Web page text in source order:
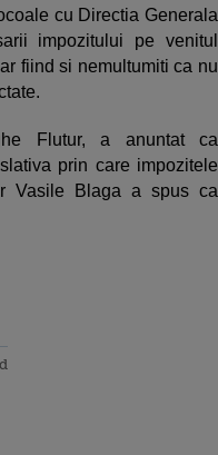
cu Directia Generala
impozitului pe venitul
fiind si nemultumiti ca nu
Flutur, a anuntat ca
prin care impozitele
Vasile Blaga a spus ca